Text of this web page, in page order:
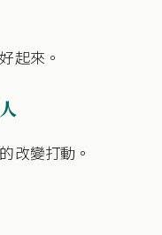
起來。
改變打動。